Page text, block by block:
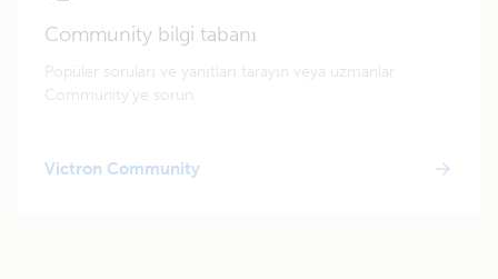
Community bilgi tabanı
Popüler soruları ve yanıtları tarayın veya uzmanlar
Community'ye sorun.
Victron Community